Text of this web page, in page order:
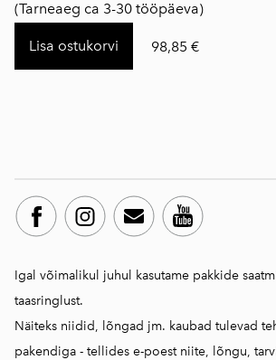
(Tarneaeg ca 3-30 tööpäeva)
Lisa ostukorvi 98,85 €
Igal võimalikul juhul kasutame pakkide
taasringlust.
Näiteks niidid, lõngad jm. kaubad tulevad
pakendiga - tellides e-poest niite, lõngu,